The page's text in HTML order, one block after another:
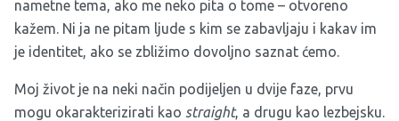
nametne tema, ako me neko pita o tome – otvoreno
kažem. Ni ja ne pitam ljude s kim se zabavljaju i kakav im
je identitet, ako se zbližimo dovoljno saznat ćemo.
Moj život je na neki način podijeljen u dvije faze, prvu
mogu okarakterizirati kao straight, a drugu kao lezbejsku.